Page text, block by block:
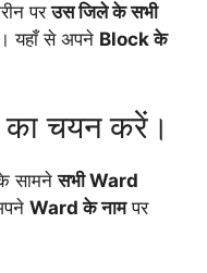
परउस जिले के सभी
यहाँ से अपने Block के
का चयन करें।
सामनेसभी Ward
Ward के नामपर